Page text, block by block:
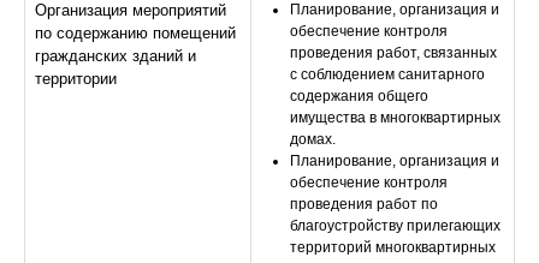
Организация мероприятий
по содержанию помещений
гражданских зданий и
территории
Планирование, организация и
обеспечение контроля
проведения работ, связанных
с соблюдением санитарного
содержания общего
имущества в многоквартирных
домах.
Планирование, организация и
обеспечение контроля
проведения работ по
благоустройству прилегающих
территорий многоквартирных